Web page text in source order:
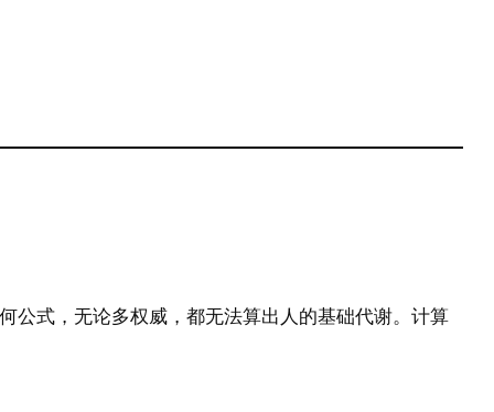
何公式，无论多权威，都无法算出人的基础代谢。计算